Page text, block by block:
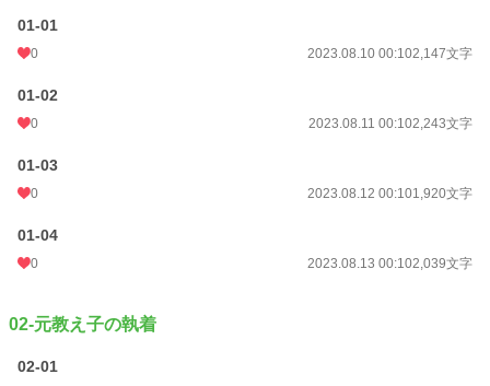
24h.ポイント
更新日時
年間ポイント
01-01
0 2023.08.10 00:102,147文字
01-02
0 2023.08.11 00:102,243文字
01-03
0 2023.08.12 00:101,920文字
01-04
0 2023.08.13 00:102,039文字
02-元教え子の執着
02-01